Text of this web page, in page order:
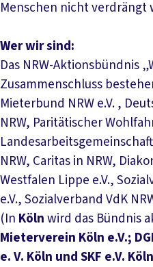
Menschen nicht verdrängt
Wer wir sind:
Das NRW-Aktionsbündnis
Zusammenschluss
Mieterbund NRW e.V. ,
NRW, Paritätischer
NRW, Caritas in NRW,
Westfalen Lippe e.V.,
e.V., Sozialverband VdK
(In Kölnwird das Bündnis
Mieterverein Köln e.V.;
e. V. Köln und SKF e.V. Köln